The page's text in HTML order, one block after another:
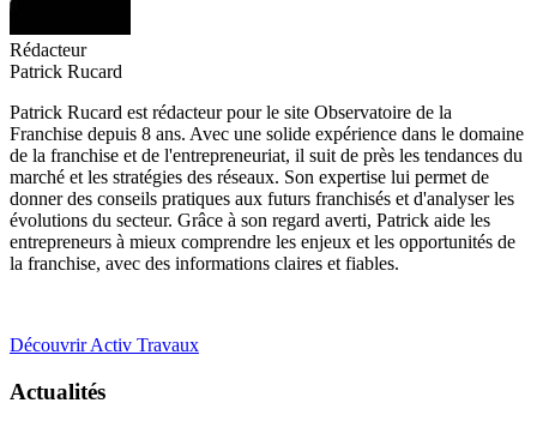
Rédacteur
Patrick Rucard
Patrick Rucard est rédacteur pour le site Observatoire de la
Franchise depuis 8 ans. Avec une solide expérience dans le domaine
de la franchise et de l'entrepreneuriat, il suit de près les tendances du
marché et les stratégies des réseaux. Son expertise lui permet de
donner des conseils pratiques aux futurs franchisés et d'analyser les
évolutions du secteur. Grâce à son regard averti, Patrick aide les
entrepreneurs à mieux comprendre les enjeux et les opportunités de
la franchise, avec des informations claires et fiables.
Découvrir Activ Travaux
Actualités